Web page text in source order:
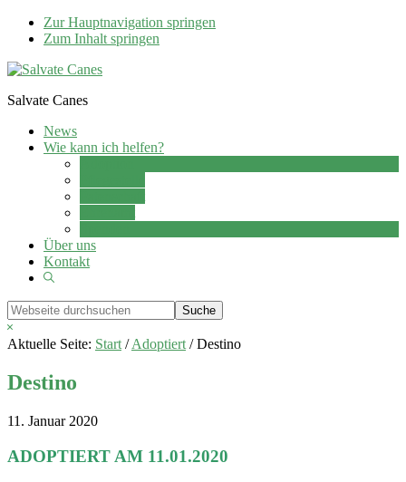
Zur Hauptnavigation springen
Zum Inhalt springen
Salvate Canes
News
Wie kann ich helfen?
Über uns
Kontakt
Show
Webseite
durchsuchen
Hide
Search
Aktuelle Seite: Start / Adoptiert /Destino
Destino
11. Januar 2020
ADOPTIERT AM 11.01.2020